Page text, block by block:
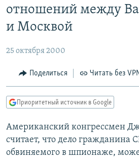
главной
навигации
КУЛЬТУРА
IDEL.РЕАЛИИ
СИБИРЬ.РЕАЛИИ
РАСПИСАНИЕ ВЕЩАНИЯ
СОЦИАЛЬНЫЕ СЕТИ
отношений между
и Москвой
25 октября 2000
Поделиться Читать без
Приоритетный источник в Google
Американский конгрессмен
считает, что дело
обвиняемого в шпионаже,